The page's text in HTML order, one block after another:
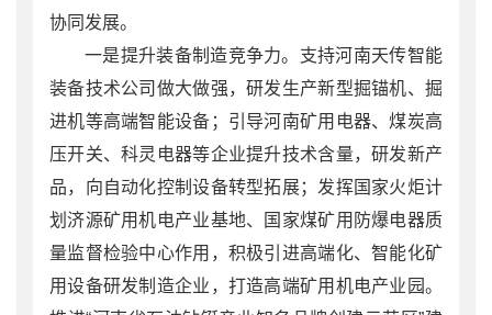
协同发展。
一是提升装备制造竞争力。支持河南天传智能
装备技术公司做大做强，研发生产新型掘锚机、掘
进机等高端智能设备；引导河南矿用电器、煤炭高
压开关、科灵电器等企业提升技术含量，研发新产
品，向自动化控制设备转型拓展；发挥国家火炬计
划济源矿用机电产业基地、国家煤矿用防爆电器质
量监督检验中心作用，积极引进高端化、智能化矿
用设备研发制造企业，打造高端矿用机电产业园。